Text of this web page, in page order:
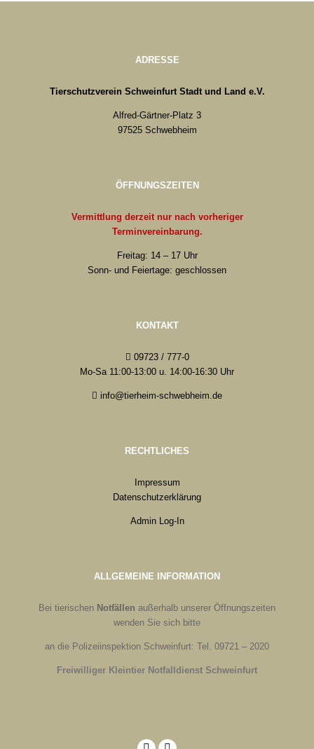
ADRESSE
Tierschutzverein Schweinfurt Stadt und Land e.V.
Alfred-Gärtner-Platz 3
97525 Schwebheim
ÖFFNUNGSZEITEN
Vermittlung derzeit nur nach vorheriger
Terminvereinbarung.
Freitag: 14 – 17 Uhr
Sonn- und Feiertage: geschlossen
KONTAKT
09723 / 777-0
Mo-Sa 11:00-13:00 u. 14:00-16:30 Uhr
info@tierheim-schwebheim.de
RECHTLICHES
Impressum
Datenschutzerklärung
Admin Log-In
ALLGEMEINE INFORMATION
Bei tierischen Notfällen außerhalb unserer Öffnungszeiten
wenden Sie sich bitte
an die Polizeiinspektion Schweinfurt: Tel. 09721 – 2020
Freiwilliger Kleintier Notfalldienst Schweinfurt